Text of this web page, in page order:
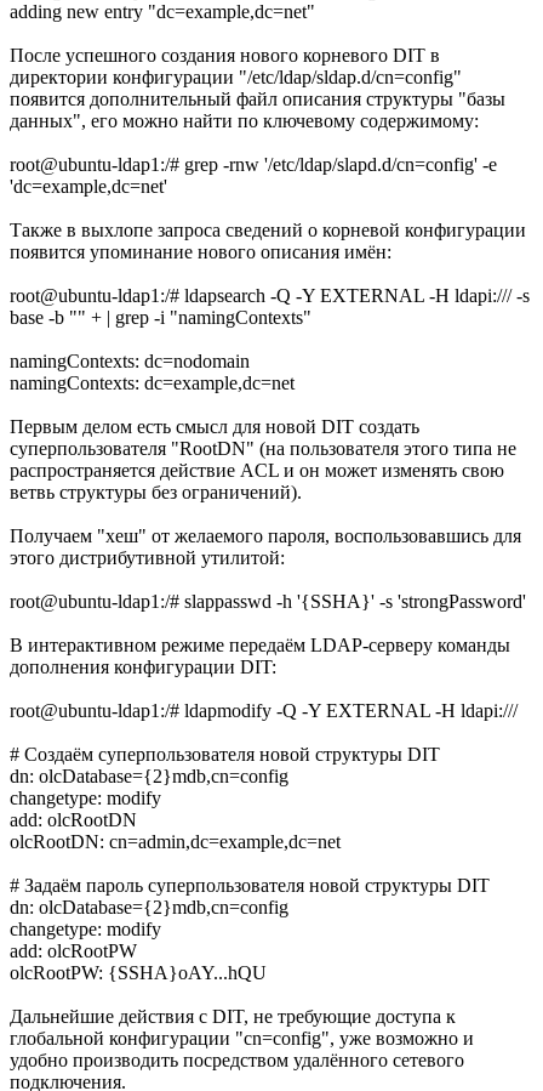
adding new entry "dc=example,dc=net"
После успешного создания нового корневого DIT в
директории конфигурации "/etc/ldap/sldap.d/cn=config"
появится дополнительный файл описания структуры "базы
данных", его можно найти по ключевому содержимому:
root@ubuntu-ldap1:/# grep -rnw '/etc/ldap/slapd.d/cn=config' -e
'dc=example,dc=net'
Также в выхлопе запроса сведений о корневой конфигурации
появится упоминание нового описания имён:
root@ubuntu-ldap1:/# ldapsearch -Q -Y EXTERNAL -H ldapi:/// -s
base -b "" + | grep -i "namingContexts"
namingContexts: dc=nodomain
namingContexts: dc=example,dc=net
Первым делом есть смысл для новой DIT создать
суперпользователя "RootDN" (на пользователя этого типа не
распространяется действие ACL и он может изменять свою
ветвь структуры без ограничений).
Получаем "хеш" от желаемого пароля, воспользовавшись для
этого дистрибутивной утилитой:
root@ubuntu-ldap1:/# slappasswd -h '{SSHA}' -s 'strongPassword'
В интерактивном режиме передаём LDAP-серверу команды
дополнения конфигурации DIT:
root@ubuntu-ldap1:/# ldapmodify -Q -Y EXTERNAL -H ldapi:///
# Создаём суперпользователя новой структуры DIT
dn: olcDatabase={2}mdb,cn=config
changetype: modify
add: olcRootDN
olcRootDN: cn=admin,dc=example,dc=net
# Задаём пароль суперпользователя новой структуры DIT
dn: olcDatabase={2}mdb,cn=config
changetype: modify
add: olcRootPW
olcRootPW: {SSHA}oAY...hQU
Дальнейшие действия с DIT, не требующие доступа к
глобальной конфигурации "cn=config", уже возможно и
удобно производить посредством удалённого сетевого
подключения.